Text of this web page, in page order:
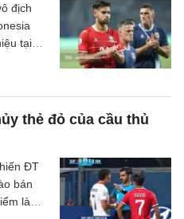
địch
tại
thẻ đỏ của cầu thủ
ĐT
bán
là